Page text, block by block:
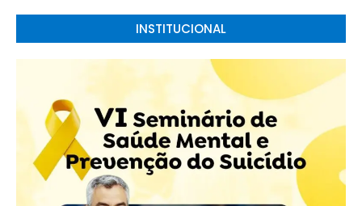
INSTITUCIONAL